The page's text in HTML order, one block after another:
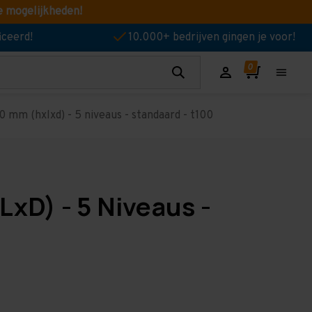
mogelijkheden!
10.000+ bedrijven gingen je voor!
(hxlxd) - 5 niveaus - standaard - t100
- 5 Niveaus -